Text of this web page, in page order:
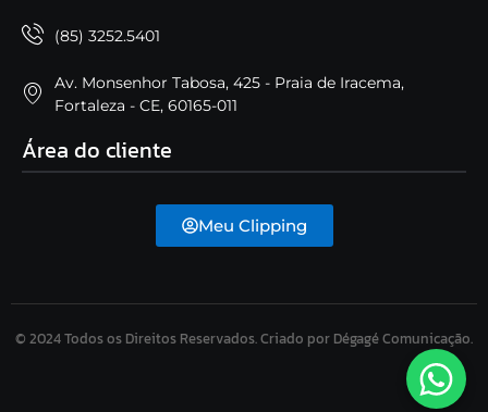
(85) 3252.5401
Av. Monsenhor Tabosa, 425 - Praia de Iracema,
Fortaleza - CE, 60165-011
Área do cliente
Meu Clipping
© 2024 Todos os Direitos Reservados. Criado por Dégagé Comunicação.